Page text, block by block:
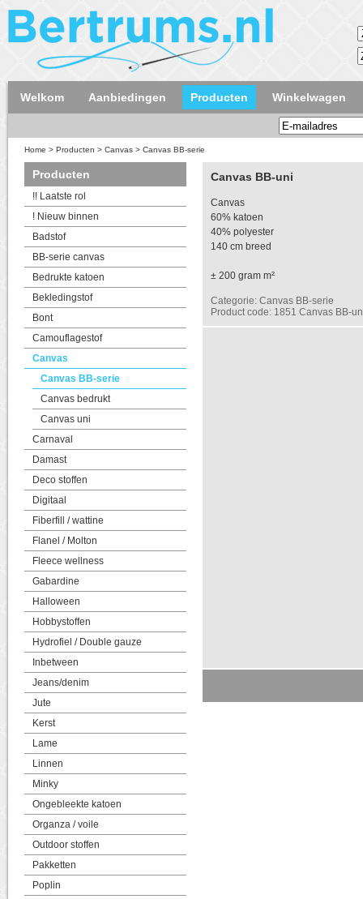
Welkom Aanbiedingen Producten Winkelwagen
Home > Producten > Canvas > Canvas BB-serie
Producten
!! Laatste rol
! Nieuw binnen
Badstof
BB-serie canvas
Bedrukte katoen
Bekledingstof
Bont
Camouflagestof
Canvas
Canvas BB-serie
Canvas bedrukt
Canvas uni
Carnaval
Damast
Deco stoffen
Digitaal
Fiberfill / wattine
Flanel / Molton
Fleece wellness
Gabardine
Halloween
Hobbystoffen
Hydrofiel / Double gauze
Inbetween
Jeans/denim
Jute
Kerst
Lame
Linnen
Minky
Ongebleekte katoen
Organza / voile
Outdoor stoffen
Pakketten
Poplin
Canvas BB-uni
Canvas
60% katoen
40% polyester
140 cm breed
± 200 gram m²
Categorie: Canvas BB-serie
Product code: 1851 Canvas BB-